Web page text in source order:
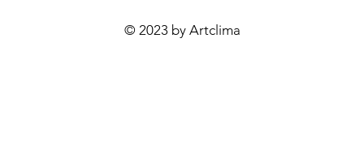
© 2023 by Artclima